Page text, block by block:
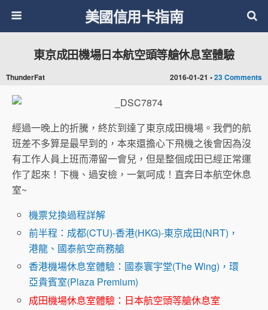
美國信用卡指南
2016-01-21 •23 Comments
東京成田機場日本航空頭等艙休息室體驗
ThunderFat
經過一晚上的折騰，終於到達了東京成田機場。我們的航
班差不多算是最早到的，本來還擔心下飛機之後會因為沒
有工作人員上班而滯留一會兒，但是整個成田已經正常運
作了起來！下機、過安檢，一氣呵成！直奔日本航空休息
室~
機票兌換過程詳解
前半程：成都(CTU)-香港(HKG)-東京成田(NRT)，
港龍、國泰航空商務艙
香港機場休息室體驗：國泰寰宇堂(The Wing)，環
亞貴賓室(Plaza Premium)
成田機場休息室體驗：日本航空頭等艙休息室